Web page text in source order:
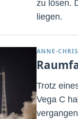
zu lösen.
liegen.
ANNE-
Trotz
Vega C